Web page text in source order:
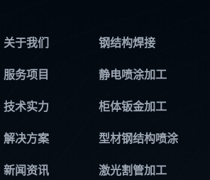
关于我们
服务项目
技术实力
解决方案
新闻资讯
钢结构焊接
静电喷涂加工
柜体钣金加工
型材钢结构喷涂
激光割管加工